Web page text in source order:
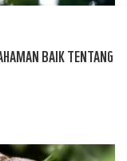
BAIK TENTANG